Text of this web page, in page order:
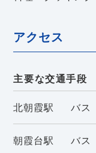
アクセス
主要な交通手段
北朝霞駅 バス
朝霞台駅 バス